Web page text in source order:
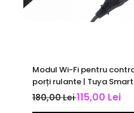
Modul Wi-Fi pentru
porți rulante | Tuya
control aplicație și voce |
180,00 Lei115,00 Lei